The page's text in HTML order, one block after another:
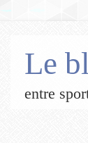
Le
entre